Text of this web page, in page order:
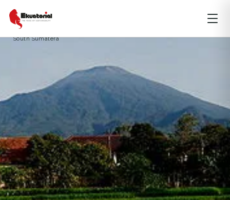
PAPUA
Central Sulawesi
South Sumatera